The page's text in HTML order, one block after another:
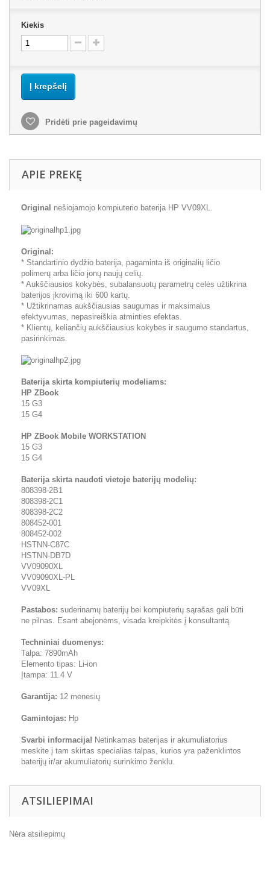
Kiekis
Į krepšelį
Pridėti prie pageidavimų
APIE PREKĘ
Original nešiojamojo kompiuterio baterija HP VV09XL.
Original:
* Standartinio dydžio baterija, pagaminta iš originalių ličio
polimerų arba ličio jonų naujų celių.
* Aukščiausios kokybės, subalansuotų parametrų celės užtikrina
baterijos įkrovimą iki 600 kartų.
* Užtikrinamas aukščiausias saugumas ir maksimalus
efektyvumas, nepasireiškia atminties efektas.
* Klientų, keliančių aukščiausius kokybės ir saugumo standartus,
pasirinkimas.
Baterija skirta kompiuterių modeliams:
HP ZBook
15 G3
15 G4
HP ZBook Mobile WORKSTATION
15 G3
15 G4
Baterija skirta naudoti vietoje baterijų modelių:
808398-2B1
808398-2C1
808398-2C2
808452-001
808452-002
HSTNN-C87C
HSTNN-DB7D
VV09090XL
VV09090XL-PL
VV09XL
Pastabos: suderinamų baterijų bei kompiuterių sąrašas gali būti
ne pilnas. Esant abejonėms, visada kreipkitės į konsultantą.
Techniniai duomenys:
Talpa: 7890mAh
Elemento tipas: Li-ion
Įtampa: 11.4 V
Garantija: 12 mėnesių
Gamintojas: Hp
Svarbi informacija! Netinkamas baterijas ir akumuliatorius
meskite į tam skirtas specialias talpas, kurios yra paženklintos
baterijų ir/ar akumuliatorių surinkimo ženklu.
ATSILIEPIMAI
Nėra atsiliepimų